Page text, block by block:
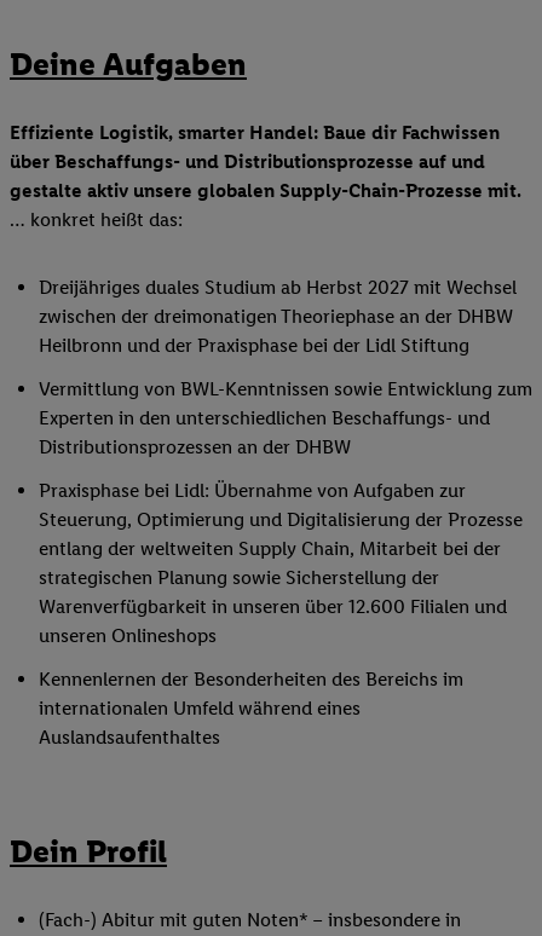
Deine Aufgaben
Effiziente Logistik, smarter Handel: Baue dir Fachwissen
über Beschaffungs- und Distributionsprozesse auf und
gestalte aktiv unsere globalen Supply-Chain-Prozesse mit.
… konkret heißt das:
Dreijähriges duales Studium ab Herbst 2027 mit Wechsel
zwischen der dreimonatigen Theoriephase an der DHBW
Heilbronn und der Praxisphase bei der Lidl Stiftung
Vermittlung von BWL-Kenntnissen sowie Entwicklung zum
Experten in den unterschiedlichen Beschaffungs- und
Distributionsprozessen an der DHBW
Praxisphase bei Lidl: Übernahme von Aufgaben zur
Steuerung, Optimierung und Digitalisierung der Prozesse
entlang der weltweiten Supply Chain, Mitarbeit bei der
strategischen Planung sowie Sicherstellung der
Warenverfügbarkeit in unseren über 12.600 Filialen und
unseren Onlineshops
Kennenlernen der Besonderheiten des Bereichs im
internationalen Umfeld während eines
Auslandsaufenthaltes
Dein Profil
(Fach-) Abitur mit guten Noten* – insbesondere in